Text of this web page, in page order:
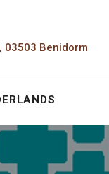
03503 Benidorm